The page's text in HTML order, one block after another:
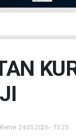
24.05.2026 - 13:25